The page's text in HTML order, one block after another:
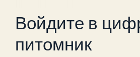
Войдите в
питомник